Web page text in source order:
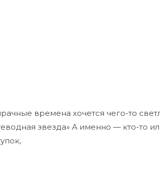
времена хочется чего-то
звезда» А именно — кто-то